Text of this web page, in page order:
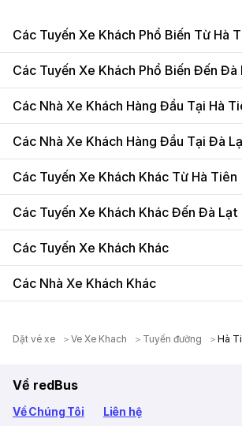
Các Tuyến Xe Khách Phổ Biến Từ Hà
Các Tuyến Xe Khách Phổ Biến Đến Đà
Các Nhà Xe Khách Hàng Đầu Tại Hà
Các Nhà Xe Khách Hàng Đầu Tại Đà
Các Tuyến Xe Khách Khác Từ Hà Tiên
Các Tuyến Xe Khách Khác Đến Đà Lạt
Các Tuyến Xe Khách Khác
Các Nhà Xe Khách Khác
Dặt vé xe Ve Xe Khach Tuyến đường Hà
Về redBus
Về Chúng Tôi Liên hệ